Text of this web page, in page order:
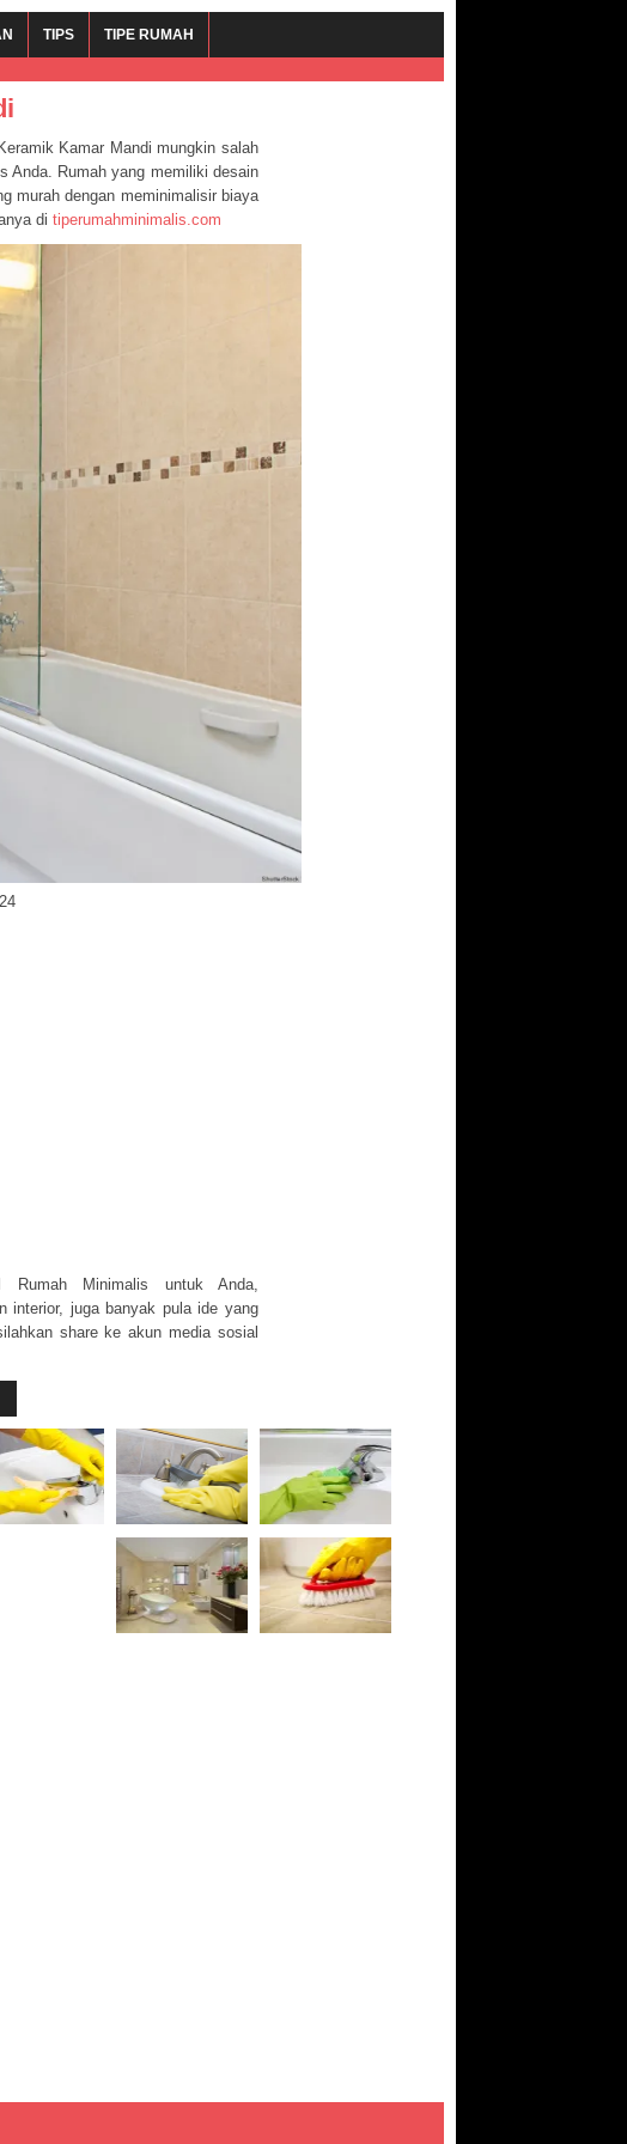
TIPS TIPE RUMAH
Kamar Mandi mungkin salah
Anda. Rumah yang memiliki desain
murah dengan meminimalisir biaya
di tiperumahminimalis.com
Minimalis untuk Anda,
interior, juga banyak pula ide yang
share ke akun media sosial